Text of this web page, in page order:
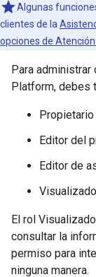
Algunas
clientes de la
opciones de
Para
Platform, debes
Editor del
Editor de
El rol
consultar la
permiso para
ninguna manera.